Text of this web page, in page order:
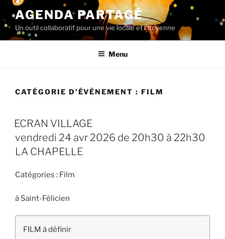
Aller
au
contenu
principal
AGENDA PARTAGÉ
Un outil collaboratif pour une vie locale et citoyenne
Menu
CATÉGORIE D'ÉVÈNEMENT :FILM
ECRAN VILLAGE
vendredi 24 avr 2026 de 20h30 à 22h30
LA CHAPELLE
Catégories : Film
à Saint-Félicien
FILM à définir